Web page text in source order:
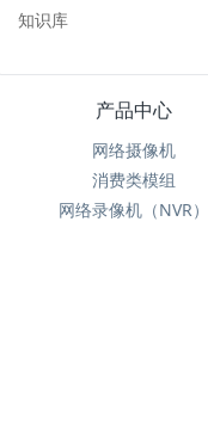
知识库
产品中心
网络摄像机
消费类模组
网络录像机（NVR）